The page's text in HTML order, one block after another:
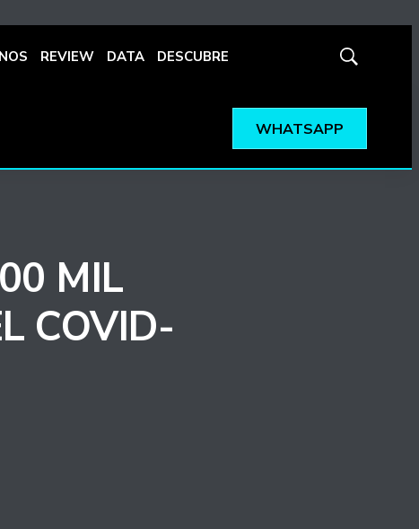
REVIEW DATA DESCUBRE
Mostrar
WHATSAPP
MIL
COVID-